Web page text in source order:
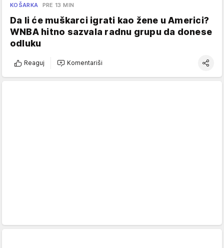
KOŠARKA PRE 13 MIN
Da li će muškarci igrati kao žene u Americi?
WNBA hitno sazvala radnu grupu da donese
odluku
Reaguj Komentariši